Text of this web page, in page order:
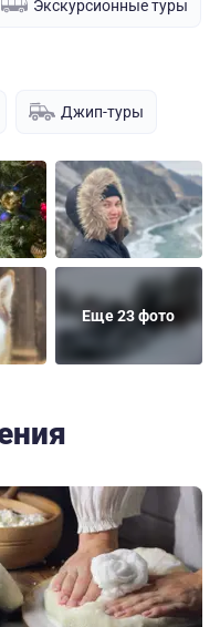
Экскурсионные туры
Джип-туры
Еще 23 фото